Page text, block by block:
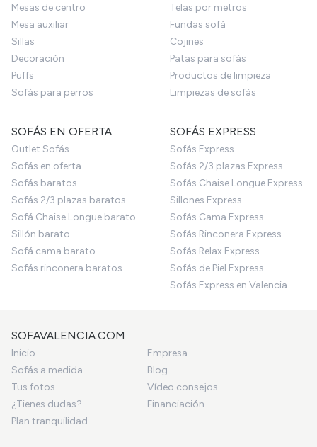
Mesas de centro
Mesa auxiliar
Sillas
Decoración
Puffs
Sofás para perros
Telas por metros
Fundas sofá
Cojines
Patas para sofás
Productos de limpieza
Limpiezas de sofás
SOFÁS EN OFERTA
Outlet Sofás
Sofás en oferta
Sofás baratos
Sofás 2/3 plazas baratos
Sofá Chaise Longue barato
Sillón barato
Sofá cama barato
Sofás rinconera baratos
SOFÁS EXPRESS
Sofás Express
Sofás 2/3 plazas Express
Sofás Chaise Longue Express
Sillones Express
Sofás Cama Express
Sofás Rinconera Express
Sofás Relax Express
Sofás de Piel Express
Sofás Express en Valencia
SOFAVALENCIA.COM
Inicio
Empresa
Sofás a medida
Blog
Tus fotos
Vídeo consejos
¿Tienes dudas?
Financiación
Plan tranquilidad